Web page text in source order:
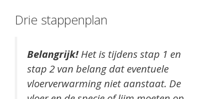
Drie stappenplan
Belangrijk!Het is tijdens stap 1 en
stap 2 van belang dat eventuele
vloerverwarming niet aanstaat. De